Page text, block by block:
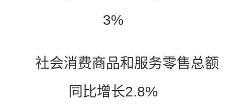
3%
社会消费商品和服务零售总额
同比增长2.8%